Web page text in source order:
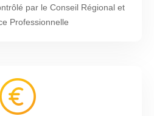
par le Conseil Régional et
Professionnelle